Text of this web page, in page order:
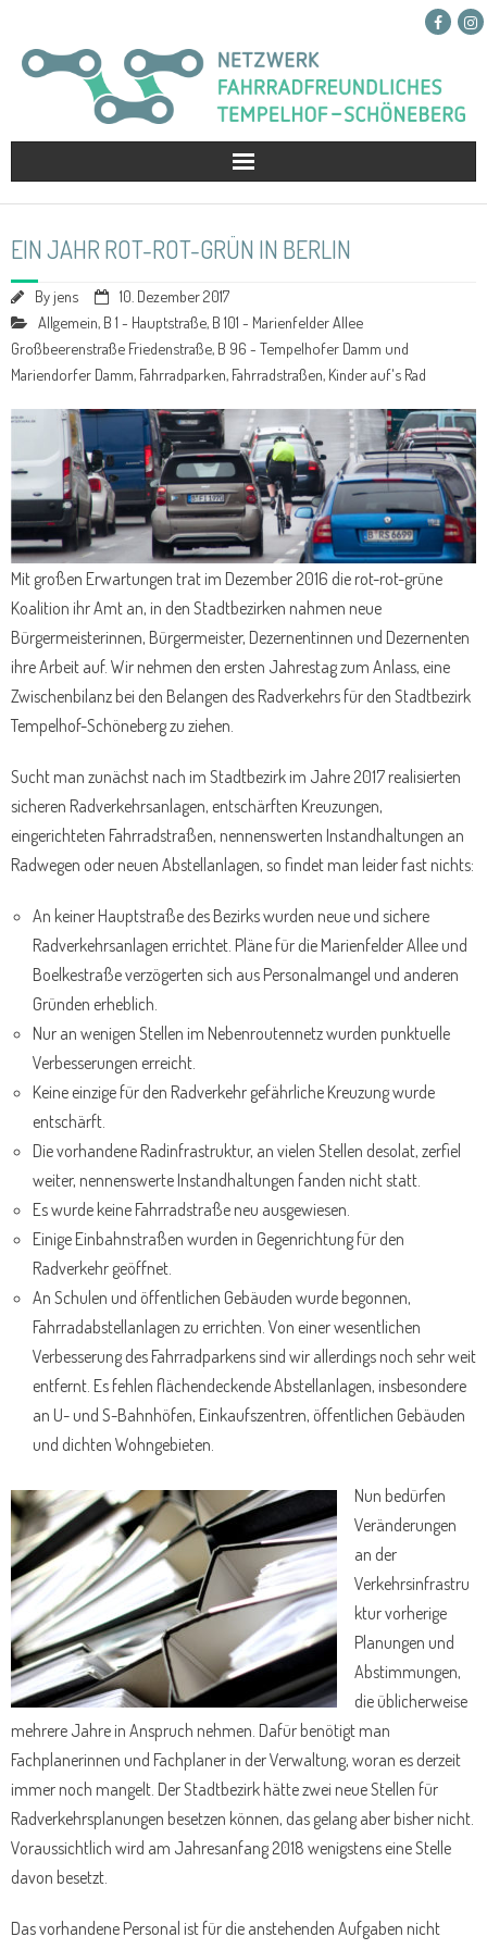
Netzwerk
Projekte
Presse
Kontakt
Spenden
EIN JAHR ROT-ROT-GRÜN IN BERLIN
By jens
10. Dezember 2017
Allgemein, B 1 - Hauptstraße, B 101 - Marienfelder Allee
Großbeerenstraße Friedenstraße, B 96 - Tempelhofer Damm und
Mariendorfer Damm, Fahrradparken, Fahrradstraßen, Kinder auf's Rad
Mit großen Erwartungen trat im Dezember 2016 die rot-rot-grüne
Koalition ihr Amt an, in den Stadtbezirken nahmen neue
Bürgermeisterinnen, Bürgermeister, Dezernentinnen und Dezernenten
ihre Arbeit auf. Wir nehmen den ersten Jahrestag zum Anlass, eine
Zwischenbilanz bei den Belangen des Radverkehrs für den Stadtbezirk
Tempelhof-Schöneberg zu ziehen.
Sucht man zunächst nach im Stadtbezirk im Jahre 2017 realisierten
sicheren Radverkehrsanlagen, entschärften Kreuzungen,
eingerichteten Fahrradstraßen, nennenswerten Instandhaltungen an
Radwegen oder neuen Abstellanlagen, so findet man leider fast nichts:
An keiner Hauptstraße des Bezirks wurden neue und sichere
Radverkehrsanlagen errichtet. Pläne für die Marienfelder Allee und
Boelkestraße verzögerten sich aus Personalmangel und anderen
Gründen erheblich.
Nur an wenigen Stellen im Nebenroutennetz wurden punktuelle
Verbesserungen erreicht.
Keine einzige für den Radverkehr gefährliche Kreuzung wurde
entschärft.
Die vorhandene Radinfrastruktur, an vielen Stellen desolat, zerfiel
weiter, nennenswerte Instandhaltungen fanden nicht statt.
Es wurde keine Fahrradstraße neu ausgewiesen.
Einige Einbahnstraßen wurden in Gegenrichtung für den
Radverkehr geöffnet.
An Schulen und öffentlichen Gebäuden wurde begonnen,
Fahrradabstellanlagen zu errichten. Von einer wesentlichen
Verbesserung des Fahrradparkens sind wir allerdings noch sehr weit
entfernt. Es fehlen flächendeckende Abstellanlagen, insbesondere
an U- und S-Bahnhöfen, Einkaufszentren, öffentlichen Gebäuden
und dichten Wohngebieten.
Nun bedürfen
Veränderungen
an der
Verkehrsinfrastru
ktur vorherige
Planungen und
Abstimmungen,
die üblicherweise
mehrere Jahre in Anspruch nehmen. Dafür benötigt man
Fachplanerinnen und Fachplaner in der Verwaltung, woran es derzeit
immer noch mangelt. Der Stadtbezirk hätte zwei neue Stellen für
Radverkehrsplanungen besetzen können, das gelang aber bisher nicht.
Voraussichtlich wird am Jahresanfang 2018 wenigstens eine Stelle
davon besetzt.
Das vorhandene Personal ist für die anstehenden Aufgaben nicht